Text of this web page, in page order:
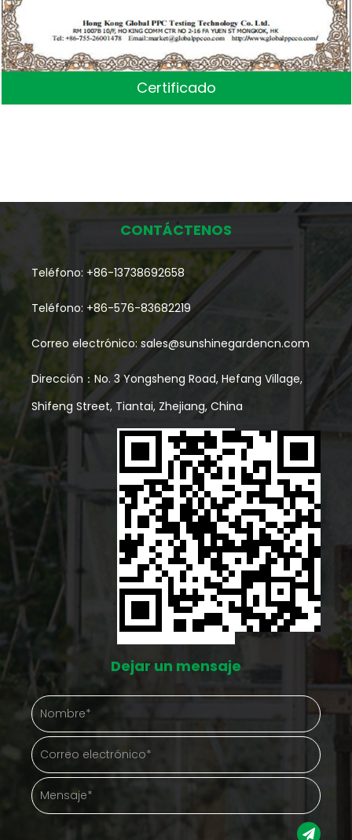
Certificado
CONTÁCTENOS
Teléfono: +86-13738692658
Teléfono: +86-576-83682219
Correo electrónico:sales@sunshinegardencn.com
Dirección：No. 3 Yongsheng Road, Hefang Village,
Shifeng Street, Tiantai, Zhejiang, China
Dejar un mensaje